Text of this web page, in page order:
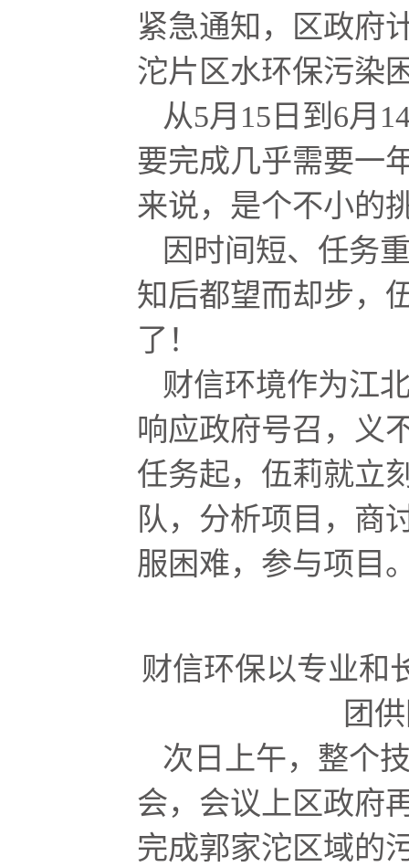
紧急通知，区政府
沱片区水环保污染
从5月15日到6月
要完成几乎需要一
来说，是个不小的
因时间短、任务
知后都望而却步，
了！
财信环境作为江
响应政府号召，义
任务起，伍莉就立
队，分析项目，商
服困难，参与项目
财信环保以专业和
团
次日上午，整个
会，会议上区政府
完成郭家沱区域的